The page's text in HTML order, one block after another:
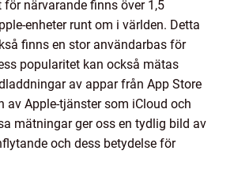
för närvarande finns över 1,5
enheter runt om i världen. Detta
finns en stor användarbas för
popularitet kan också mätas
av appar från App Store
av Apple-tjänster som iCloud och
mätningar ger oss en tydlig bild av
och dess betydelse för